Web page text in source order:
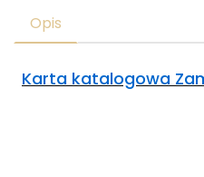
Opis
Karta katalogowa